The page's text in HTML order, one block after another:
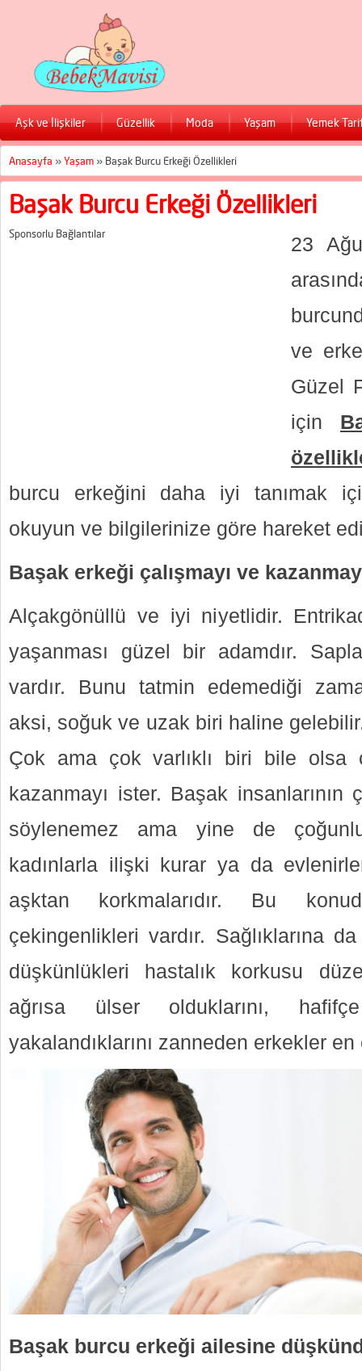
Aşk ve İlişkiler Güzellik Moda Yaşam Yemek
Anasayfa »Yaşam » Başak Burcu Erkeği Özellikleri
Başak Burcu Erkeği Özellikleri
Sponsorlu Bağlantılar 23
ve
Güzel
için
burcu erkeğini daha iyi tanımak
okuyun ve bilgilerinize göre hareket
Başak erkeği çalışmayı ve
Alçakgönüllü ve iyi niyetlidir.
yaşanması güzel bir adamdır.
vardır. Bunu tatmin edemediği
aksi, soğuk ve uzak biri haline
Çok ama çok varlıklı biri bile olsa
kazanmayı ister. Başak insanlarının
söylenemez ama yine de
kadınlarla ilişki kurar ya da
aşktan korkmalarıdır. Bu
çekingenlikleri vardır. Sağlıklarına
düşkünlükleri hastalık korkusu
ağrısa ülser olduklarını,
yakalandıklarını zanneden erkekler
Başak burcu erkeği ailesine